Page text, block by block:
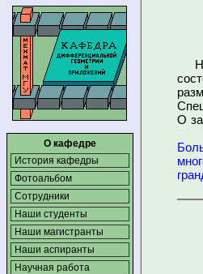
О кафедре
История кафедры
Фотоальбом
Сотрудники
Наши студенты
Наши магистранты
Наши аспиранты
Научная работа
О